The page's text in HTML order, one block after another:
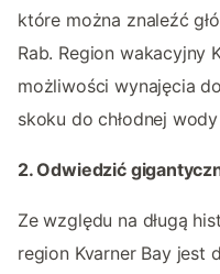
które można znaleźć
Rab. Region wakacyjny
możliwości wynajęcia
skoku do chłodnej
2. Odwiedzić
Ze względu na długą
region Kvarner Bay jest